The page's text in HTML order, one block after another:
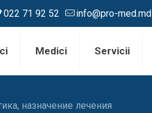
022 71 92 52 info@pro-med.md
Medici Servicii
назначение лечения